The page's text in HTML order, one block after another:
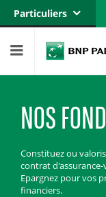
Particuliers
Banque privée
NOS
Constituez ou
contrat d'assurance-
Epargnez pour vos
financiers.